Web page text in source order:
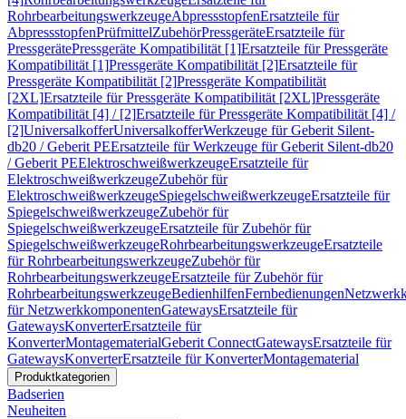
RohrbearbeitungswerkzeugeAbpressstopfenErsatzteile für
AbpressstopfenPrüfmittelZubehörPressgeräteErsatzteile für
PressgerätePressgeräte Kompatibilität [1]Ersatzteile für Pressgeräte
Kompatibilität [1]Pressgeräte Kompatibilität [2]Ersatzteile für
Pressgeräte Kompatibilität [2]Pressgeräte Kompatibilität
[2XL]Ersatzteile für Pressgeräte Kompatibilität [2XL]Pressgeräte
Kompatibilität [4] / [2]Ersatzteile für Pressgeräte Kompatibilität [4] /
[2]UniversalkofferUniversalkofferWerkzeuge für Geberit Silent-
db20 / Geberit PEErsatzteile für Werkzeuge für Geberit Silent-db20
/ Geberit PEElektroschweißwerkzeugeErsatzteile für
ElektroschweißwerkzeugeZubehör für
ElektroschweißwerkzeugeSpiegelschweißwerkzeugeErsatzteile für
SpiegelschweißwerkzeugeZubehör für
SpiegelschweißwerkzeugeErsatzteile für Zubehör für
SpiegelschweißwerkzeugeRohrbearbeitungswerkzeugeErsatzteile
für RohrbearbeitungswerkzeugeZubehör für
RohrbearbeitungswerkzeugeErsatzteile für Zubehör für
RohrbearbeitungswerkzeugeBedienhilfenFernbedienungen
für NetzwerkkomponentenGatewaysErsatzteile für
GatewaysKonverterErsatzteile für
KonverterMontagematerialGeberit ConnectGatewaysErsatzteile für
GatewaysKonverterErsatzteile für KonverterMontagematerial
Produktkategorien
Badserien
Neuheiten